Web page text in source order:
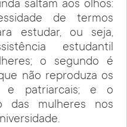
saltam aos olhos:
de termos
estudar, ou seja,
estudantil
o segundo é
não reproduza os
e patriarcais; e o
das mulheres nos